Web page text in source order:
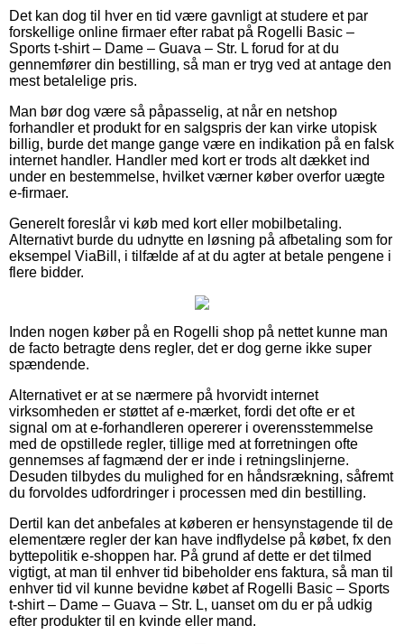
Det kan dog til hver en tid være gavnligt at studere et par
forskellige online firmaer efter rabat på Rogelli Basic –
Sports t-shirt – Dame – Guava – Str. L forud for at du
gennemfører din bestilling, så man er tryg ved at antage den
mest betalelige pris.
Man bør dog være så påpasselig, at når en netshop
forhandler et produkt for en salgspris der kan virke utopisk
billig, burde det mange gange være en indikation på en falsk
internet handler. Handler med kort er trods alt dækket ind
under en bestemmelse, hvilket værner køber overfor uægte
e-firmaer.
Generelt foreslår vi køb med kort eller mobilbetaling.
Alternativt burde du udnytte en løsning på afbetaling som for
eksempel ViaBill, i tilfælde af at du agter at betale pengene i
flere bidder.
Inden nogen køber på en Rogelli shop på nettet kunne man
de facto betragte dens regler, det er dog gerne ikke super
spændende.
Alternativet er at se nærmere på hvorvidt internet
virksomheden er støttet af e-mærket, fordi det ofte er et
signal om at e-forhandleren opererer i overensstemmelse
med de opstillede regler, tillige med at forretningen ofte
gennemses af fagmænd der er inde i retningslinjerne.
Desuden tilbydes du mulighed for en håndsrækning, såfremt
du forvoldes udfordringer i processen med din bestilling.
Dertil kan det anbefales at køberen er hensynstagende til de
elementære regler der kan have indflydelse på købet, fx den
byttepolitik e-shoppen har. På grund af dette er det tilmed
vigtigt, at man til enhver tid bibeholder ens faktura, så man til
enhver tid vil kunne bevidne købet af Rogelli Basic – Sports
t-shirt – Dame – Guava – Str. L, uanset om du er på udkig
efter produkter til en kvinde eller mand.